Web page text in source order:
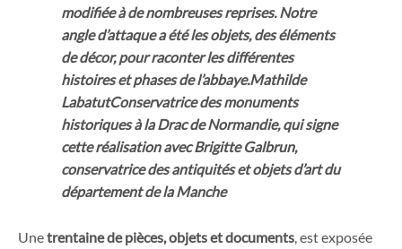
modifiée à de nombreuses reprises. Notre
angle d’attaque a été les objets, des éléments
de décor, pour raconter les différentes
histoires et phases de l’abbaye.Mathilde
LabatutConservatrice des monuments
historiques à la Drac de Normandie, qui signe
cette réalisation avec Brigitte Galbrun,
conservatrice des antiquités et objets d’art du
département de la Manche
Unetrentaine de pièces, objets et documents , est exposée